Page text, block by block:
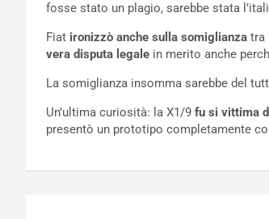
fosse stato un plagio, sarebbe stata
Fiat ironizzò anche sulla somiglianza tra
vera disputa legale in merito anche
La somiglianza insomma sarebbe del
Un’ultima curiosità: la X1/9 fu si vittima
presentò un prototipo completamente